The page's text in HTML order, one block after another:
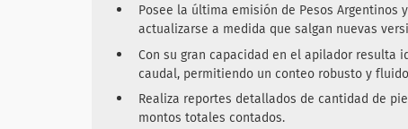
Posee la última emisión de Pesos Argentinos
actualizarse a medida que salgan nuevas
Con su gran capacidad en el apilador resulta
caudal, permitiendo un conteo robusto y
Realiza reportes detallados de cantidad de
montos totales contados.